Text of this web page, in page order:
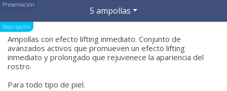
Presentación
5 ampollas
Descripción
Ampollas con efecto lifting inmediato. Conjunto de
avanzados activos que promueven un efecto lifting
inmediato y prolongado que rejuvenece la apariencia del
rostro.
Para todo tipo de piel.